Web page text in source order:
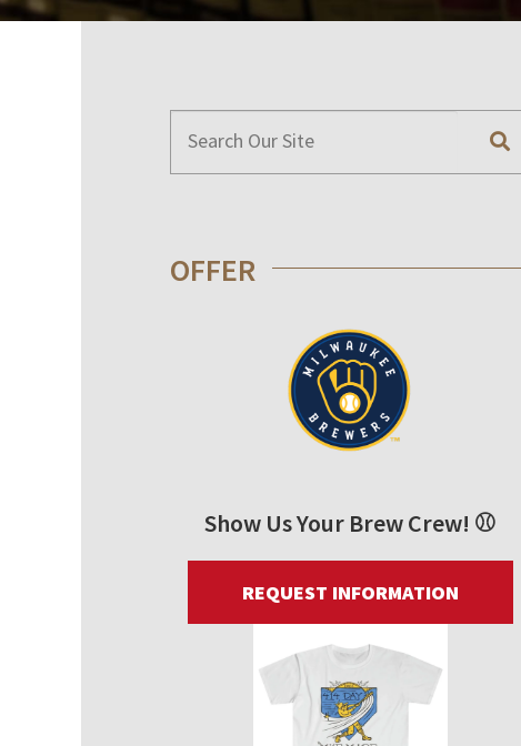
OFFER
Show Us Your Brew Crew! ⚾
REQUEST INFORMATION